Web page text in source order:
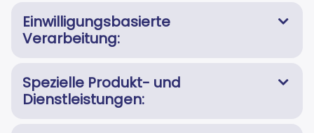
Einwilligungsbasierte
Verarbeitung:
Spezielle Produkt- und
Dienstleistungen: